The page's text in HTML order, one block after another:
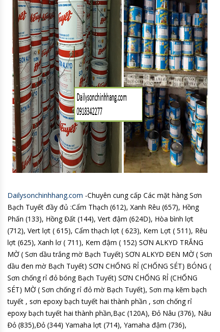
Dailysonchinhhang.com -Chuyên cung cấp Các mặt hàng Sơn
Bạch Tuyết đầy đủ :Cẩm Thạch (612), Xanh Rêu (657), Hồng
Phấn (133), Hồng Đất (144), Vert đậm (624D), Hòa bình lợt
(712), Vert lợt ( 615), Cẩm thạch lợt ( 623), Kem Lợt ( 511), Rêu
lợt (625), Xanh lơ ( 711), Kem đậm ( 152) SƠN ALKYD TRẮNG
MỜ ( Sơn dầu trắng mờ Bạch Tuyết) SƠN ALKYD ĐEN MỜ ( Sơn
dầu đen mờ Bạch Tuyết) SƠN CHỐNG RỈ (CHỐNG SÉT) BÓNG (
Sơn chống rỉ đỏ bóng Bạch Tuyết) SƠN CHỐNG RỈ (CHỐNG
SÉT) MỜ ( Sơn chống rỉ đỏ mờ Bạch Tuyết), Sơn mạ kẽm bạch
tuyết , sơn epoxy bạch tuyết hai thành phần , sơn chống rỉ
epoxy bạch tuyết hai thành phần,Bạc (120A), Đỏ Nâu (376), Nâu
Đỏ (835),Đỏ (344) Yamaha lợt (714), Yamaha đậm (736),